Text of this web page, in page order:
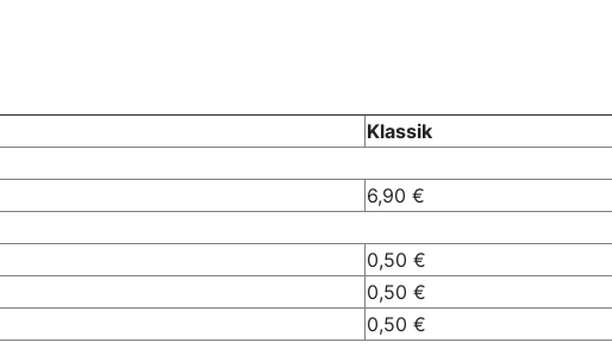
Klassik
6,90 €
0,50 €
0,50 €
0,50 €